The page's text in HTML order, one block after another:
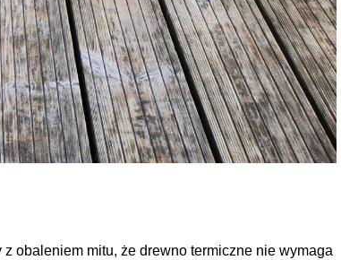
obaleniem mitu, że drewno termiczne nie wymaga